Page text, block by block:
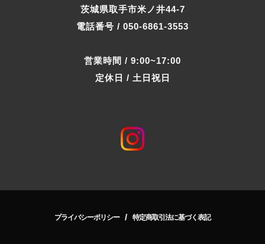
茨城県取手市米ノ井44-7
電話番号 / 050-6861-3553
営業時間 / 9:00~17:00
定休日 / 土日祝日
プライバシーポリシー / 特定商取引法に基づく表記